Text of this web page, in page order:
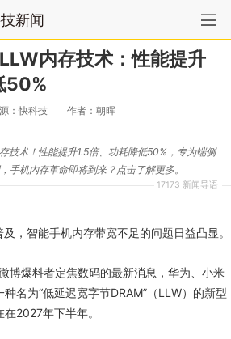
新闻
内存技术：性能提升
50%
：快科技 作者：朝晖
17173 新闻导语
技术！性能提升1.5倍、功耗降低50%，专为端侧
手机内存革命即将到来？点击了解更多。
，智能手机内存带宽不足的问题日益凸显。
博爆料者定焦数码的最新消息，华为、小米
名为“低延迟宽字节DRAM”（LLW）的新型
2027年下半年。